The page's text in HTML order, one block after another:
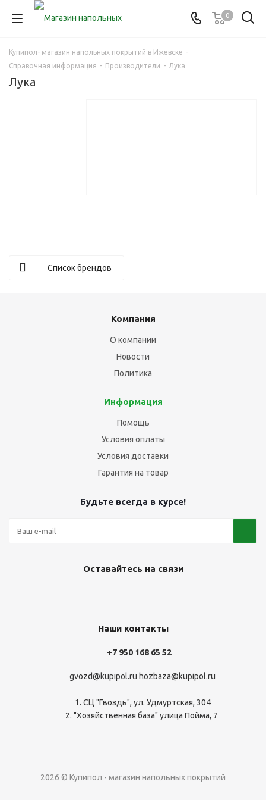
0
Купипол- магазин напольных покрытий в Ижевске -
Справочная информация - Производители - Лука
Лука
Список брендов
Компания
О компании
Новости
Политика
Информация
Помощь
Условия оплаты
Условия доставки
Гарантия на товар
Будьте всегда в курсе!
Оставайтесь на связи
Наши контакты
+7 950 168 65 52
gvozd@kupipol.ru hozbaza@kupipol.ru
1. СЦ "Гвоздь", ул. Удмуртская, 304
2. "Хозяйственная база" улица Пойма, 7
2026 © Купипол - магазин напольных покрытий